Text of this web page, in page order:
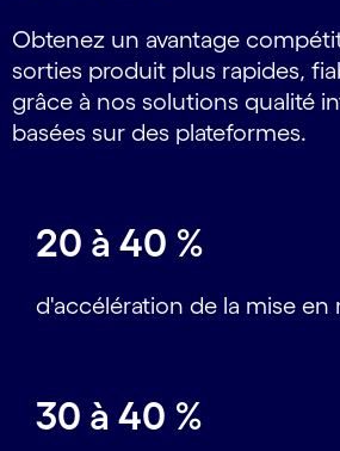
Obtenez un avantage
sorties produit plus rapides,
grâce à nos solutions qualité
basées sur des plateformes.
20 à 40 %
d'accélération de la mise en
30 à 40 %